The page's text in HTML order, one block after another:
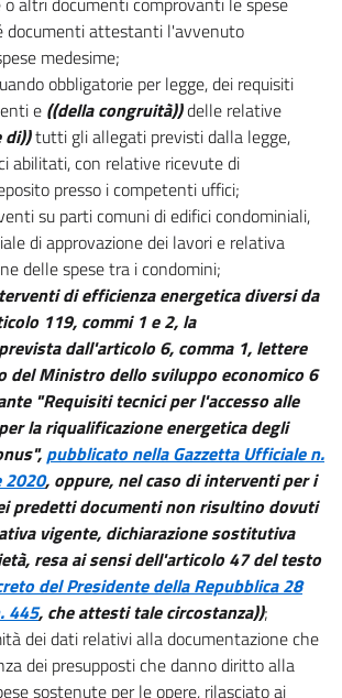
documenti attestanti l'avvenuto
medesime;
obbligatorie per legge, dei requisiti
e ((della congruità))delle relative
di))tutti gli allegati previsti dalla legge,
abilitati, con relative ricevute di
presso i competenti uffici;
su parti comuni di edifici condominiali,
di approvazione dei lavori e relativa
delle spese tra i condomini;
di efficienza energetica diversi da
119, commi 1 e 2, la
dall'articolo 6, comma 1, lettere
del Ministro dello sviluppo economico 6
"Requisiti tecnici per l'accesso alle
la riqualificazione energetica degli
pubblicato nella Gazzetta Ufficiale n.
2020, oppure, nel caso di interventi per i
predetti documenti non risultino dovuti
vigente, dichiarazione sostitutiva
resa ai sensi dell'articolo 47 del testo
del Presidente della Repubblica 28
445, che attesti tale circostanza));
dei dati relativi alla documentazione che
dei presupposti che danno diritto alla
sostenute per le opere, rilasciato ai